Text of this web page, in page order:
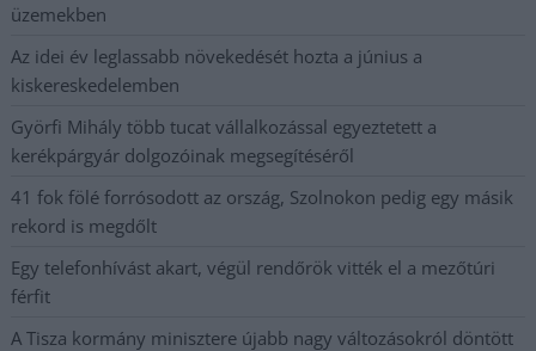
üzemekben
Az idei év leglassabb növekedését hozta a június a
kiskereskedelemben
Györfi Mihály több tucat vállalkozással egyeztetett a
kerékpárgyár dolgozóinak megsegítéséről
41 fok fölé forrósodott az ország, Szolnokon pedig egy másik
rekord is megdőlt
Egy telefonhívást akart, végül rendőrök vitték el a mezőtúri
férfit
A Tisza kormány minisztere újabb nagy változásokról döntött